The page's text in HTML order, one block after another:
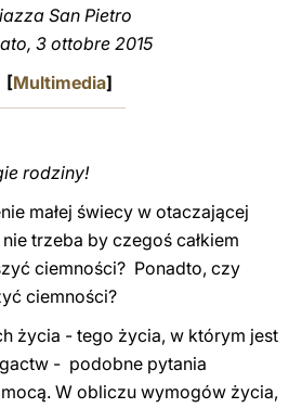
San Pietro
3 ottobre 2015
[Multimedia]
rodziny!
małej świecy w otaczającej
trzeba by czegoś całkiem
ciemności? Ponadto, czy
ciemności?
życia - tego życia, w którym jest
- podobne pytania
mocą. W obliczu wymogów życia,